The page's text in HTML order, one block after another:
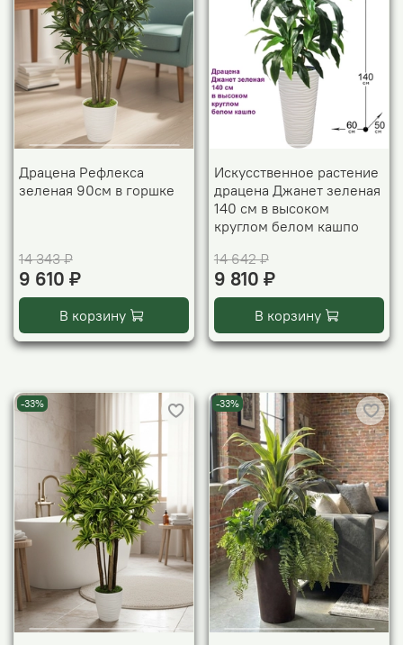
Драцена Рефлекса
зеленая 90см в горшке
14 343 ₽
9 610 ₽
В корзину
Искусственное растение
драцена Джанет зеленая
140 см в высоком
круглом белом кашпо
14 642 ₽
9 810 ₽
В корзину
-33% -33%